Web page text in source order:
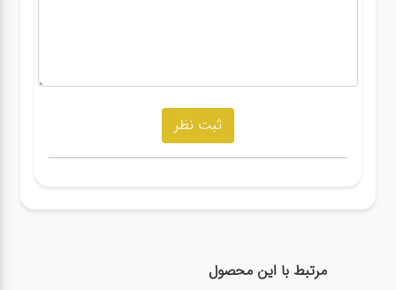
مرتبط با این محصول